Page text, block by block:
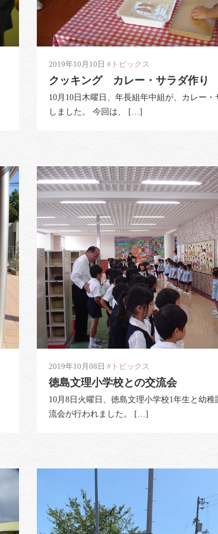
2019年10月10日 #トピックス
クッキング カレー・サラダ作り
10月10日木曜日、年長組年中組が、カレー
しました。 今回は、 […]
2019年10月08日 #トピックス
徳島文理小学校との交流会
10月8日火曜日、徳島文理小学校1年生と幼
流会が行われました。 […]